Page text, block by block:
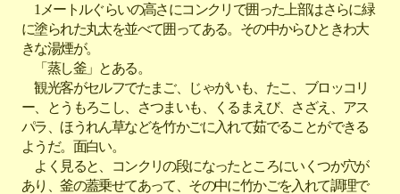
1メートルぐらいの高さにコンクリで囲った上部はさらに緑
に塗られた丸太を並べて囲ってある。その中からひときわ大
きな湯煙が。
「蒸し釜」とある。
観光客がセルフでたまご、じゃがいも、たこ、ブロッコリ
ー、とうもろこし、さつまいも、くるまえび、さざえ、アス
パラ、ほうれん草などを竹かごに入れて茹でることができる
ようだ。面白い。
よく見ると、コンクリの段になったところにいくつか穴が
あり、釜の蓋乗せてあって、その中に竹かごを入れて調理で